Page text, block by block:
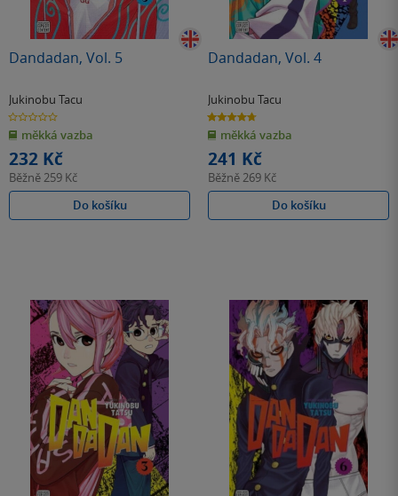
Dandadan, Vol. 5
Jukinobu Tacu
0.0
z
5
hvězdiček
měkká vazba
232 Kč
Běžně259 Kč
Do košíku
Dandadan, Vol. 4
Jukinobu Tacu
4.7
z
5
hvězdiček
měkká vazba
241 Kč
Běžně269 Kč
Do košíku